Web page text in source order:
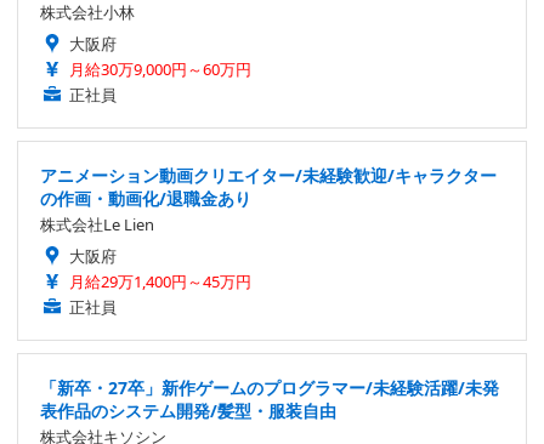
株式会社小林
大阪府
月給30万9,000円～60万円
正社員
アニメーション動画クリエイター/未経験歓迎/キャラクター
の作画・動画化/退職金あり
株式会社Le Lien
大阪府
月給29万1,400円～45万円
正社員
「新卒・27卒」新作ゲームのプログラマー/未経験活躍/未発
表作品のシステム開発/髪型・服装自由
株式会社キソシン